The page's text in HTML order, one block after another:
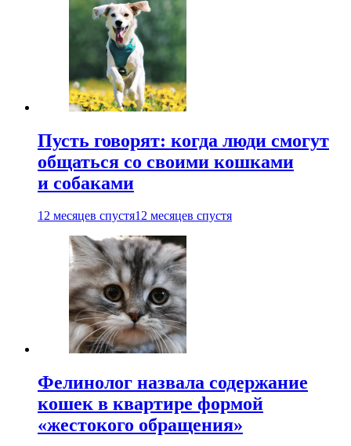
Пусть говорят: когда люди смогут
общаться со своими кошками
и собаками
12 месяцев спустя12 месяцев спустя
Фелинолог назвала содержание
кошек в квартире формой
«жестокого обращения»